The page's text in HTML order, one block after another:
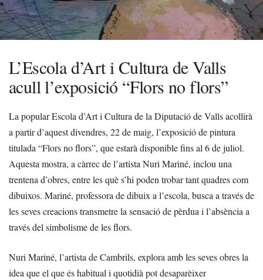
L’Escola d’Art i Cultura de Valls
acull l’exposició “Flors no flors”
La popular Escola d’Art i Cultura de la Diputació de Valls acollirà
a partir d’aquest divendres, 22 de maig, l’exposició de pintura
titulada “Flors no flors”, que estarà disponible fins al 6 de juliol.
Aquesta mostra, a càrrec de l’artista Nuri Mariné, inclou una
trentena d’obres, entre les què s’hi poden trobar tant quadres com
dibuixos. Mariné, professora de dibuix a l’escola, busca a través de
les seves creacions transmetre la sensació de pèrdua i l’absència a
través del simbolisme de les flors.
Nuri Mariné, l’artista de Cambrils, explora amb les seves obres la
idea que el que és habitual i quotidià pot desaparèixer